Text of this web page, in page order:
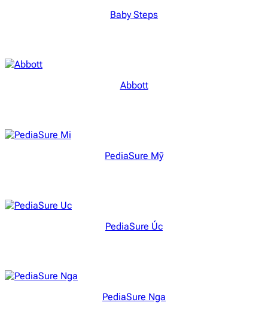
Baby Steps
Abbott
PediaSure Mỹ
PediaSure Úc
PediaSure Nga